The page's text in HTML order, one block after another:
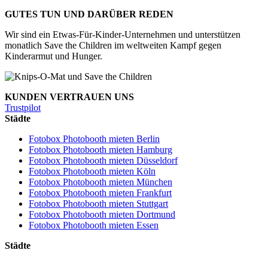
GUTES TUN UND DARÜBER REDEN
Wir sind ein Etwas-Für-Kinder-Unternehmen und unterstützen
monatlich Save the Children im weltweiten Kampf gegen
Kinderarmut und Hunger.
KUNDEN VERTRAUEN UNS
Trustpilot
Städte
Fotobox Photobooth mieten Berlin
Fotobox Photobooth mieten Hamburg
Fotobox Photobooth mieten Düsseldorf
Fotobox Photobooth mieten Köln
Fotobox Photobooth mieten München
Fotobox Photobooth mieten Frankfurt
Fotobox Photobooth mieten Stuttgart
Fotobox Photobooth mieten Dortmund
Fotobox Photobooth mieten Essen
Städte